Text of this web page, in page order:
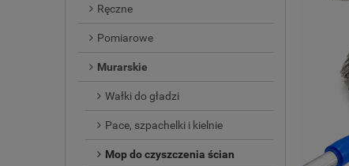
Ręczne
Pomiarowe
Murarskie
Wałki do gładzi
Pace, szpachelki i kielnie
Mop do czyszczenia ścian